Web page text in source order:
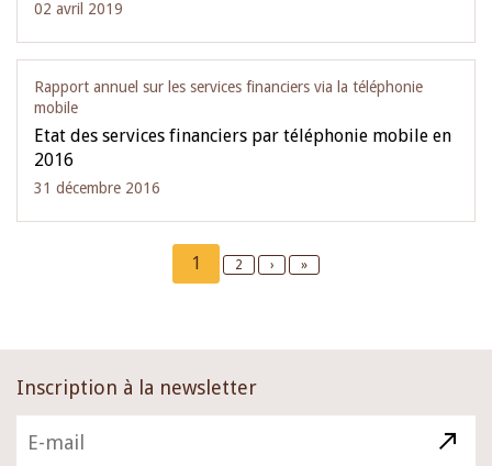
02 avril 2019
Rapport annuel sur les services financiers via la téléphonie
mobile
Etat des services financiers par téléphonie mobile en
2016
31 décembre 2016
Current
page
1 Page
2
Next
›
Last
»
Inscription à la newsletter